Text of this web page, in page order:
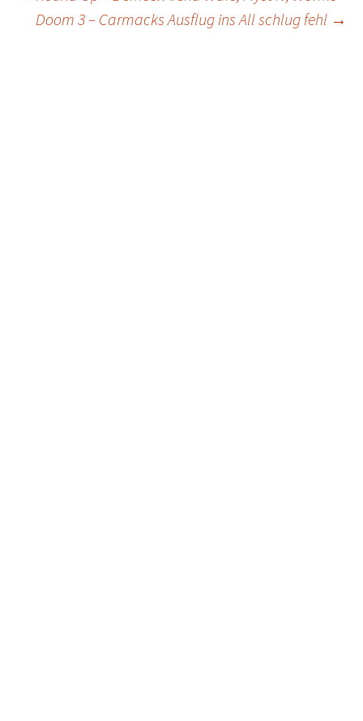
Doom 3 – Carmacks Ausflug ins All schlug fehl →